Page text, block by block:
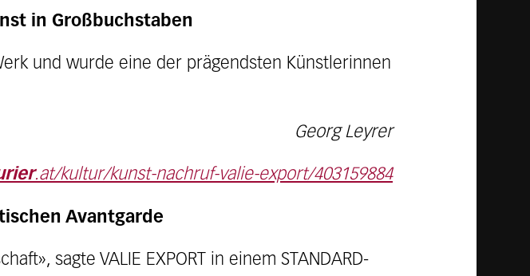
in Großbuchstaben
und wurde eine der prägendsten Künstlerinnen
Georg Leyrer
.at/kultur/kunst-nachruf-valie-export/403159884
Avantgarde
sagte VALIE EXPORT in einem STANDARD-